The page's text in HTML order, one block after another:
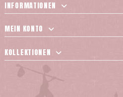
INFORMATIONEN
MEIN KONTO
KOLLEKTIONEN